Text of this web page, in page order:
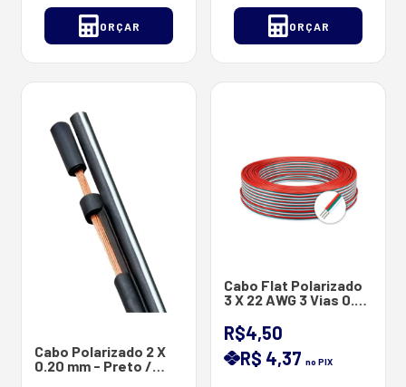
ORÇAR ORÇAR
Cabo Polarizado 2 X
0.20 mm - Preto /
Cabo Flat Polarizado
3 X 22 AWG 3 Vias 0.30
R$4,50
R$ 4,37no PIX